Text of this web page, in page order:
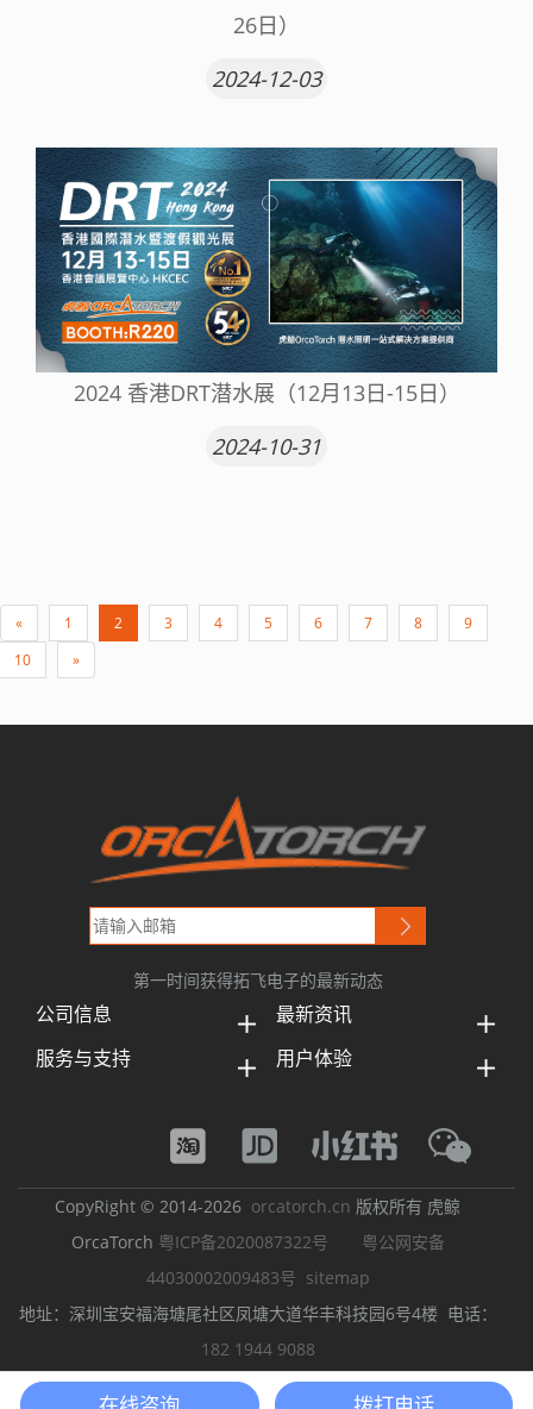
26日）
2024-12-03
2024 香港DRT潜水展（12月13日-15日）
2024-10-31
« 1 2 3 4 5 6 7 8
9
10
»
第一时间获得拓飞电子的最新动态
公司信息
最新资讯
服务与支持
用户体验
CopyRight © 2014-2026 orcatorch.cn 版权所有 虎鲸
OrcaTorch 粤ICP备2020087322号
粤公网安备
44030002009483号 sitemap
地址：深圳宝安福海塘尾社区凤塘大道华丰科技园6号4楼 电话：
182 1944 9088
潜水灯 潜水手电筒 LED潜水手电筒 强光潜水手电筒 潜水摄影灯